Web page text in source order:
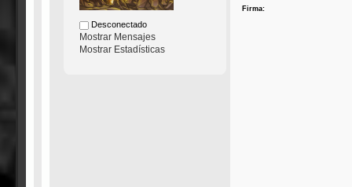
Desconectado
Mostrar Mensajes
Mostrar Estadísticas
Firma: